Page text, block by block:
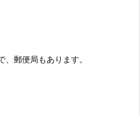
郵便局もあります。